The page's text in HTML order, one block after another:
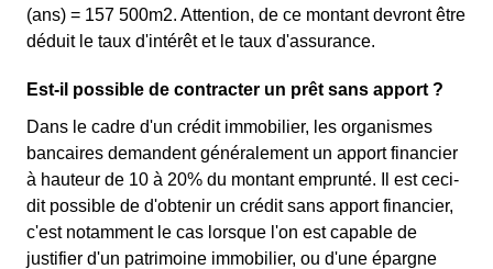
(ans) = 157 500m2. Attention, de ce montant devront être
déduit le taux d'intérêt et le taux d'assurance.
Est-il possible de contracter un prêt sans apport ?
Dans le cadre d'un crédit immobilier, les organismes
bancaires demandent généralement un apport financier
à hauteur de 10 à 20% du montant emprunté. Il est ceci-
dit possible de d'obtenir un crédit sans apport financier,
c'est notamment le cas lorsque l'on est capable de
justifier d'un patrimoine immobilier, ou d'une épargne